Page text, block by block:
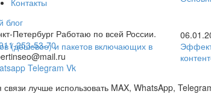
Контакты
блог
Петербург Работаю по всей России.
253-53-70
Telegram Vk
связи лучше использовать MAX, WhatsApp,
(дёшевое) и пакетов включающих в